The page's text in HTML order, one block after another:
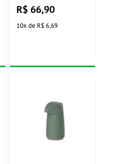
R$ 66,90
10x de R$ 6,69